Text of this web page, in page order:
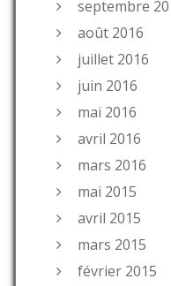
septembre
août 2016
juillet 2016
juin 2016
mai 2016
avril 2016
mars 2016
mai 2015
avril 2015
mars 2015
février 2015